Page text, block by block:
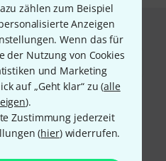
zählen zum Beispiel
Anzeigen
Wenn das für
der Nutzung von Cookies
und Marketing
auf „Geht klar“ zu (alle
).
Zustimmung jederzeit
(hier) widerrufen.
per Nachnahme,
Klarna Sofort bezahlen